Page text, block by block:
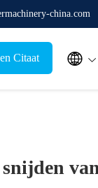
china.com
Citaat 